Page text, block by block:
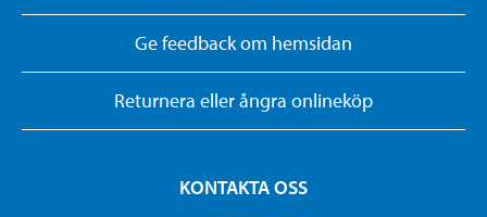
Ge feedback om hemsidan
Returnera eller ångra onlineköp
KONTAKTA OSS